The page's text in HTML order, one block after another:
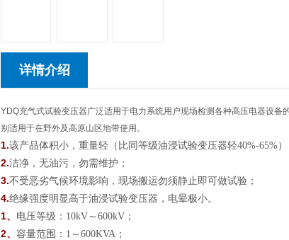
详情介绍
YDQ充气式试验变压器广泛适用于电力系统用户现场检测各种高压电器设
别适用于在野外及高原山区地带使用。
1.该产品体积小，重量轻（比同等级油浸试验变压器轻40%-65%）
2.洁净，无油污，勿需维护；
3.不受恶劣气候环境影响，现场搬运勿须静止即可做试验；
4.绝缘强度明显高于油浸试验变压器，电晕极小。
1、 电压等级：10kV～600kV；
2、 容量范围：1～600KVA；